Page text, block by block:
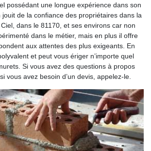
possédant une longue expérience dans son
jouit de la confiance des propriétaires dans la
dans le 81170, et ses environs car non
dans le métier, mais en plus il offre
aux attentes des plus exigeants. En
et peut vous ériger n’importe quel
Si vous avez des questions à propos
vous avez besoin d’un devis, appelez-le.